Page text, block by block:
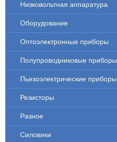
Низковольтная аппаратура
Оборудование
Оптоэлектронные приборы
Полупроводниковые приборы
Пьезоэлектрические приборы
Резисторы
Разное
Силовики